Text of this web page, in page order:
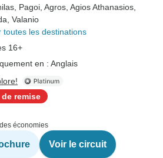
, Pagoi , Agros , Agios Athanasios
, Valanio
toutes les destinations
16+
en : Anglais
de remise
économies
Voir le circuit